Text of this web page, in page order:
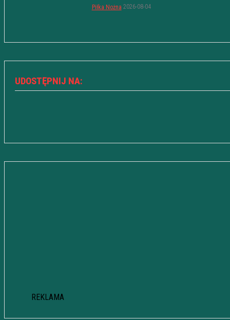
Piłka Nożna 2026-08-04
UDOSTĘPNIJ NA:
REKLAMA